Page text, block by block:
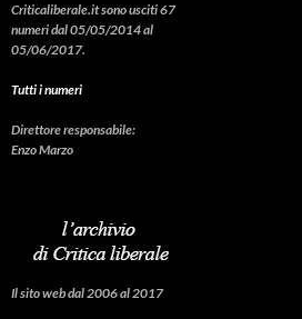
Criticaliberale.it sono usciti 67
numeri dal 05/05/2014 al
05/06/2017.
Tutti i numeri
Direttore responsabile:
Enzo Marzo
Il sito web dal 2006 al 2017